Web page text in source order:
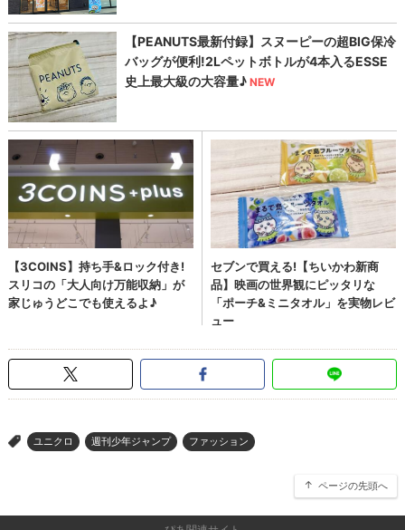
> ユニクロ 週刊少年ジャンプ ファッション
ページの先頭へ